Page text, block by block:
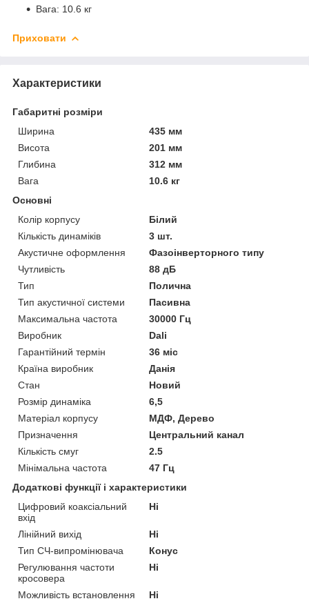
Вага: 10.6 кг
Приховати
Характеристики
Габаритні розміри
Ширина
435 мм
Висота
201 мм
Глибина
312 мм
Вага
10.6 кг
Основні
Колір корпусу
Білий
Кількість динаміків
3 шт.
Акустичне оформлення
Фазоінверторного типу
Чутливість
88 дБ
Тип
Полична
Тип акустичної системи
Пасивна
Максимальна частота
30000 Гц
Виробник
Dali
Гарантійний термін
36 міс
Країна виробник
Данія
Стан
Новий
Розмір динаміка
6,5
Матеріал корпусу
МДФ, Дерево
Призначення
Центральний канал
Кількість смуг
2.5
Мінімальна частота
47 Гц
Додаткові функції і характеристики
Цифровий коаксіальний
вхід
Ні
Лінійний вихід
Ні
Тип СЧ-випромінювача
Конус
Регулювання частоти
кросовера
Ні
Можливість встановлення
Ні